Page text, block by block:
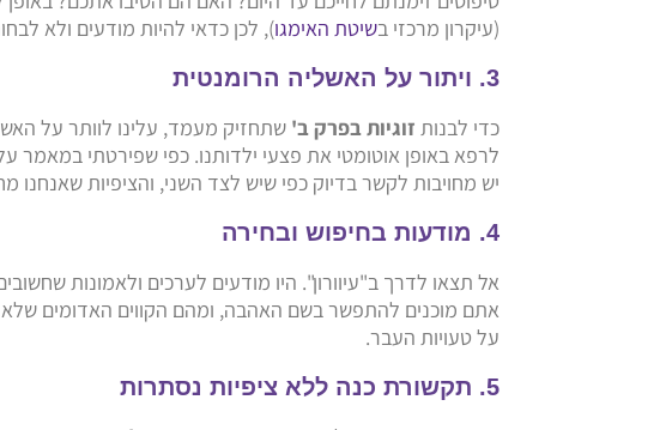
(עיקרון מרכזי בשיטת האימגו), לכן כדאי להיות מודעים ולא
3. ויתור על האשליה הרומנטית
כדי לבנות זוגיות בפרק ב' שתחזיק מעמד, עלינו לוותר על
לרפא באופן אוטומטי את פצעי ילדותנו. כפי שפירטתי במאמר
יש מחויבות לקשר בדיוק כפי שיש לצד השני, והציפיות שאנחנו
4. מודעות בחיפוש ובחירה
אל תצאו לדרך ב"עיוורון". היו מודעים לערכים ולאמונות
אתם מוכנים להתפשר בשם האהבה, ומהם הקווים האדומים
על טעויות העבר.
5. תקשורת כנה ללא ציפיות נסתרות